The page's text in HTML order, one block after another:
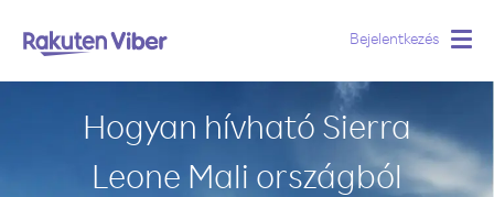
Bejelentkezés
Hogyan hívható Sierra
Leone Mali országból